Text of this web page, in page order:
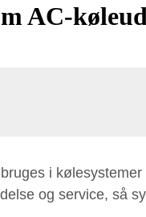
AC-
i
og service, så